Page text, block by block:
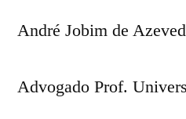
André Jobim de
Advogado Prof.